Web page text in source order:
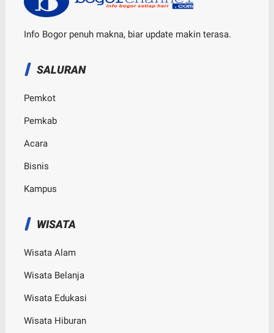
Info Bogor penuh makna, biar update makin terasa.
SALURAN
Pemkot
Pemkab
Acara
Bisnis
Kampus
WISATA
Wisata Alam
Wisata Belanja
Wisata Edukasi
Wisata Hiburan